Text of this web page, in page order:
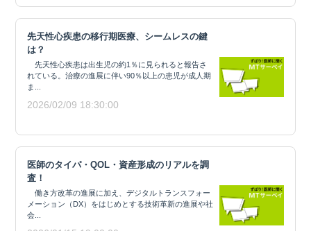
先天性心疾患の移行期医療、シームレスの鍵
は？
先天性心疾患は出生児の約1％に見られると報告さ
れている。治療の進展に伴い90％以上の患児が成人期
ま...
2026/02/09 18:30:00
医師のタイパ・QOL・資産形成のリアルを調
査！
働き方改革の進展に加え、デジタルトランスフォー
メーション（DX）をはじめとする技術革新の進展や社
会...